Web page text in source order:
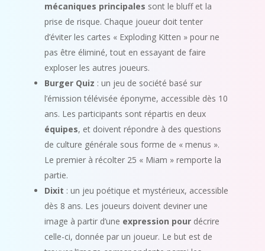
mécaniques principales sont le bluff et la
prise de risque. Chaque joueur doit tenter
d’éviter les cartes « Exploding Kitten » pour ne
pas être éliminé, tout en essayant de faire
exploser les autres joueurs.
Burger Quiz : un jeu de société basé sur
l’émission télévisée éponyme, accessible dès 10
ans. Les participants sont répartis en deux
équipes, et doivent répondre à des questions
de culture générale sous forme de « menus ».
Le premier à récolter 25 « Miam » remporte la
partie.
Dixit : un jeu poétique et mystérieux, accessible
dès 8 ans. Les joueurs doivent deviner une
image à partir d’une expression pourdécrire
celle-ci, donnée par un joueur. Le but est de